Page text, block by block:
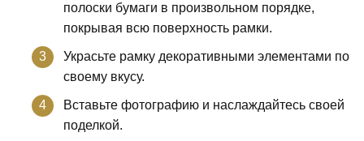
полоски бумаги в произвольном порядке,
покрывая всю поверхность рамки.
Украсьте рамку декоративными элементами по
своему вкусу.
Вставьте фотографию и наслаждайтесь своей
поделкой.